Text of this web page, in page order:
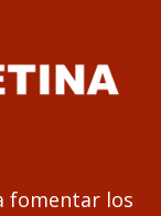
fomentar los